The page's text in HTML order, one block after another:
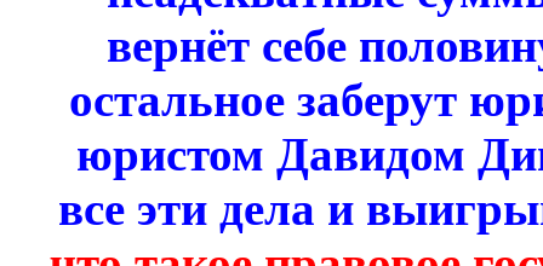
вернёт себе
остальное заберут
юристом Давидом
все эти дела и